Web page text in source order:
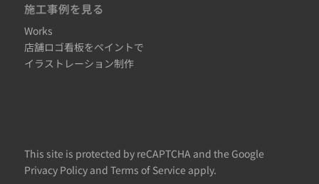
施工事例を見る
Works
店舗ロゴ看板をペイントで
イラストレーション制作
This site is protected by reCAPTCHA and the Google
Privacy Policyand Terms of Service apply.